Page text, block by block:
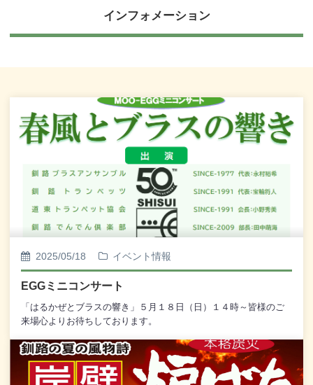
インフォメーション
2025/05/18 イベント情報
EGGミニコンサート
「はるかぜとブラスの響き」５月１８日（日）１４時～皆様のご
来場心よりお待ちしております。